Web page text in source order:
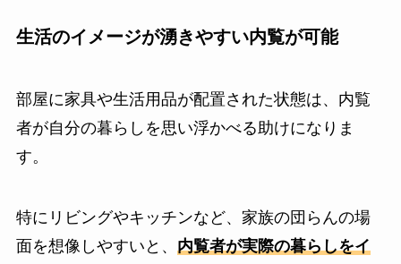
生活のイメージが湧きやすい内覧が可能
部屋に家具や生活用品が配置された状態は、内覧
者が自分の暮らしを思い浮かべる助けになりま
す。
特にリビングやキッチンなど、家族の団らんの場
面を想像しやすいと、 内覧者が実際の暮らしをイ